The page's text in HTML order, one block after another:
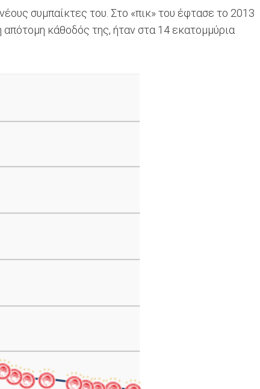
συμπαίκτες του. Στο «πικ» του έφτασε το 2013
κάθοδός της, ήταν στα 14 εκατομμύρια